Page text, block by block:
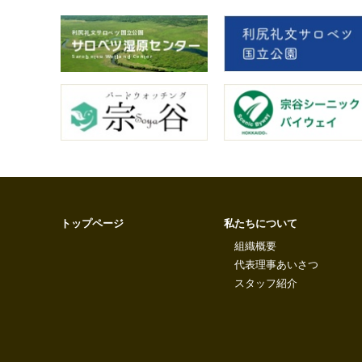
トップページ
私たちについて
組織概要
代表理事あいさつ
スタッフ紹介